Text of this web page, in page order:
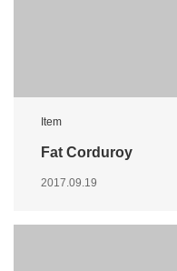
Item
Fat Corduroy
2017.09.19